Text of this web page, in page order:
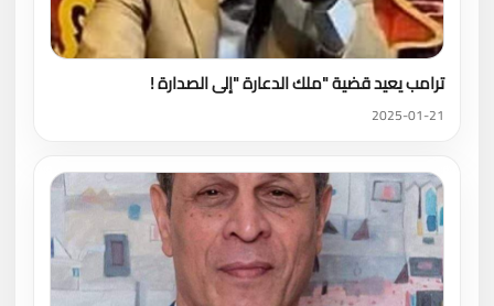
ترامب يعيد قضية "ملك الدعارة "إلى الصدارة !
2025-01-21